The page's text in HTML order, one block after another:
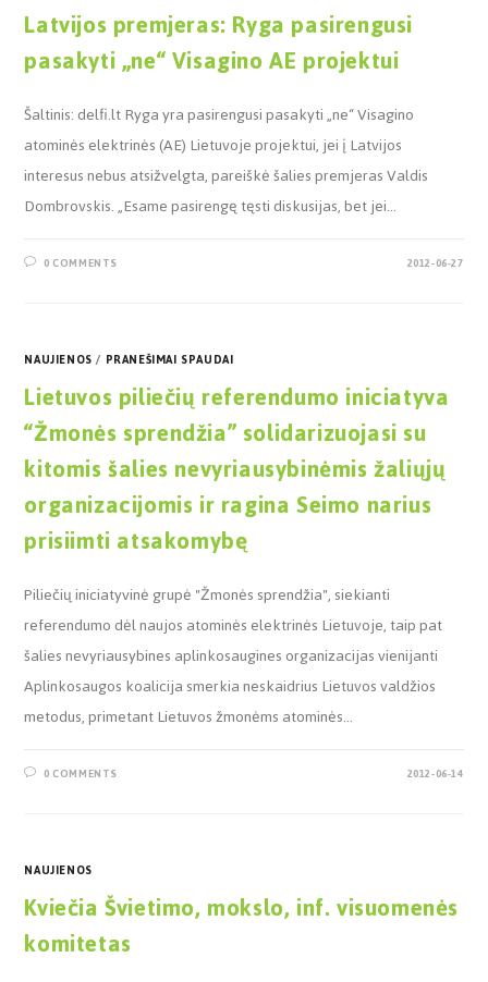
Latvijos premjeras: Ryga pasirengusi
pasakyti „ne“ Visagino AE projektui
Šaltinis: delfi.lt Ryga yra pasirengusi pasakyti „ne“ Visagino
atominės elektrinės (AE) Lietuvoje projektui, jei į Latvijos
interesus nebus atsižvelgta, pareiškė šalies premjeras Valdis
Dombrovskis. „Esame pasirengę tęsti diskusijas, bet jei…
0 COMMENTS 2012-06-27
NAUJIENOS/ PRANEŠIMAI SPAUDAI
Lietuvos piliečių referendumo iniciatyva
“Žmonės sprendžia” solidarizuojasi su
kitomis šalies nevyriausybinėmis žaliųjų
organizacijomis ir ragina Seimo narius
prisiimti atsakomybę
Piliečių iniciatyvinė grupė "Žmonės sprendžia", siekianti
referendumo dėl naujos atominės elektrinės Lietuvoje, taip pat
šalies nevyriausybines aplinkosaugines organizacijas vienijanti
Aplinkosaugos koalicija smerkia neskaidrius Lietuvos valdžios
metodus, primetant Lietuvos žmonėms atominės…
0 COMMENTS 2012-06-14
NAUJIENOS
Kviečia Švietimo, mokslo, inf. visuomenės
komitetas